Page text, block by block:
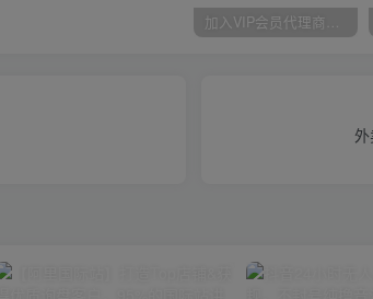
加入VIP会员代理商，享90%的推广提成，免费学习多种网上创业课程，菜鸟秒变大神！